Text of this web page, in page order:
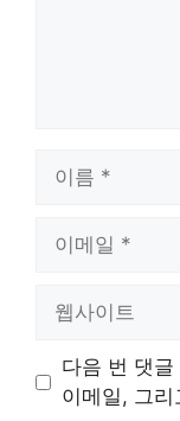
트
다음 번 댓
이메일, 그